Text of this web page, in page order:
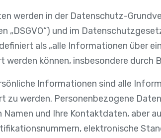
werden in der Datenschutz-
„DSGVO“) und im
als „alle Informationen über
können, insbesondere durch
Informationen sind alle
zu werden. Personenbezogene
und Ihre Kontaktdaten, aber
elektronische